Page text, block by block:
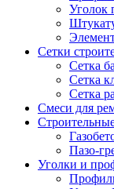
Уголок
Сетки
Сетка
Сетка
Сетка
Смеси для
Пазо-
Уголки и